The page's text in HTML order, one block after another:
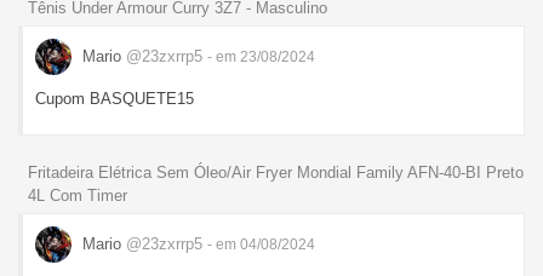
Tênis Under Armour Curry 3Z7 - Masculino
Mario @23zxrrp5 - em 23/08/2024
Cupom BASQUETE15
Fritadeira Elétrica Sem Óleo/Air Fryer Mondial Family AFN-40-BI Preto
4L Com Timer
Mario @23zxrrp5 - em 04/08/2024